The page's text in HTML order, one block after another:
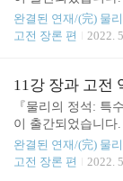
절 끝에 풀긴 풀었
않는 분들을 위해,
로그에서 『물리의
고정 ..
인 특수 상대성 이
고전 장론을 연결
지 않아도 됩니다.
었던 공저자 아트
곳곳에 문제풀이
절 끝에 풀긴 풀었
않는 분들을 위해,
완결된 연재/(完) 물
고전 장론 편
2022.
11강 장과 고전
『물리의 정석: 특
이 출간되었습니다
인 특수 상대성 이
고전 장론을 연결
완결된 연재/(完) 물
고전 장론 편
2022.